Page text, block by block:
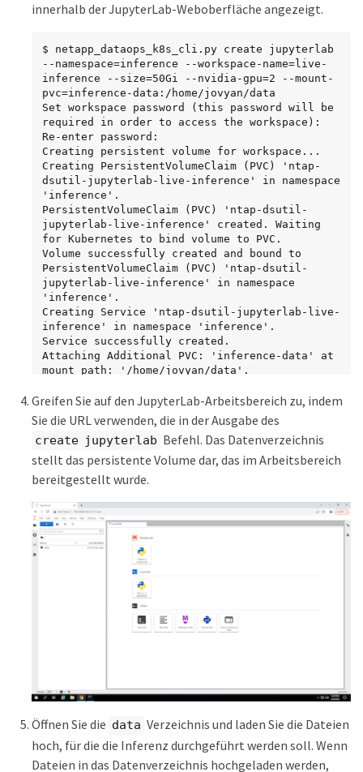
innerhalb der JupyterLab-Weboberfläche angezeigt.
$ netapp_dataops_k8s_cli.py create jupyterlab
--namespace=inference --workspace-name=live-
inference --size=50Gi --nvidia-gpu=2 --mount-
pvc=inference-data:/home/jovyan/data
Set workspace password (this password will be
required in order to access the workspace):
Re-enter password:
Creating persistent volume for workspace...
Creating PersistentVolumeClaim (PVC) 'ntap-
dsutil-jupyterlab-live-inference' in namespace
'inference'.
PersistentVolumeClaim (PVC) 'ntap-dsutil-
jupyterlab-live-inference' created. Waiting
for Kubernetes to bind volume to PVC.
Volume successfully created and bound to
PersistentVolumeClaim (PVC) 'ntap-dsutil-
jupyterlab-live-inference' in namespace
'inference'.
Creating Service 'ntap-dsutil-jupyterlab-live-
inference' in namespace 'inference'.
Service successfully created.
Attaching Additional PVC: 'inference-data' at
mount_path: '/home/jovyan/data'.
live-inference' in namespace 'inference'.
Deployment 'ntap-dsutil-jupyterlab-live-
inference' created.
Waiting for Deployment 'ntap-dsutil-
jupyterlab-live-inference' to reach Ready
state.
Deployment successfully created.
Workspace successfully created.
To access workspace, navigate to
http://192.168.0.152:32721
Greifen Sie auf den JupyterLab-Arbeitsbereich zu, indem
Sie die URL verwenden, die in der Ausgabe des
create jupyterlab Befehl. Das Datenverzeichnis
stellt das persistente Volume dar, das im Arbeitsbereich
bereitgestellt wurde.
Öffnen Sie die data Verzeichnis und laden Sie die Dateien
hoch, für die die Inferenz durchgeführt werden soll. Wenn
Dateien in das Datenverzeichnis hochgeladen werden,